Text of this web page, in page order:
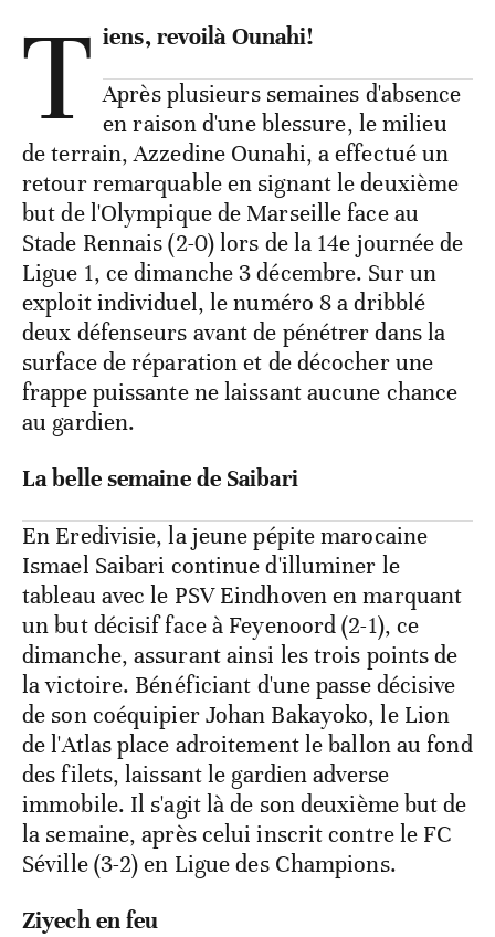
T iens, revoilà Ounahi!
Après plusieurs semaines d'absence
en raison d'une blessure, le milieu
de terrain, Azzedine Ounahi, a effectué un
retour remarquable en signant le deuxième
but de l'Olympique de Marseille face au
Stade Rennais (2-0) lors de la 14e journée de
Ligue 1, ce dimanche 3 décembre. Sur un
exploit individuel, le numéro 8 a dribblé
deux défenseurs avant de pénétrer dans la
surface de réparation et de décocher une
frappe puissante ne laissant aucune chance
au gardien.
La belle semaine de Saibari
En Eredivisie, la jeune pépite marocaine
Ismael Saibari continue d'illuminer le
tableau avec le PSV Eindhoven en marquant
un but décisif face à Feyenoord (2-1), ce
dimanche, assurant ainsi les trois points de
la victoire. Bénéficiant d'une passe décisive
de son coéquipier Johan Bakayoko, le Lion
de l'Atlas place adroitement le ballon au fond
des filets, laissant le gardien adverse
immobile. Il s'agit là de son deuxième but de
la semaine, après celui inscrit contre le FC
Séville (3-2) en Ligue des Champions.
Ziyech en feu